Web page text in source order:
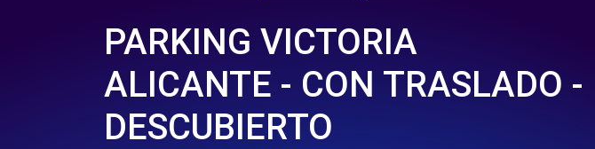
PARKING VICTORIA
ALICANTE - CON TRASLADO -
DESCUBIERTO